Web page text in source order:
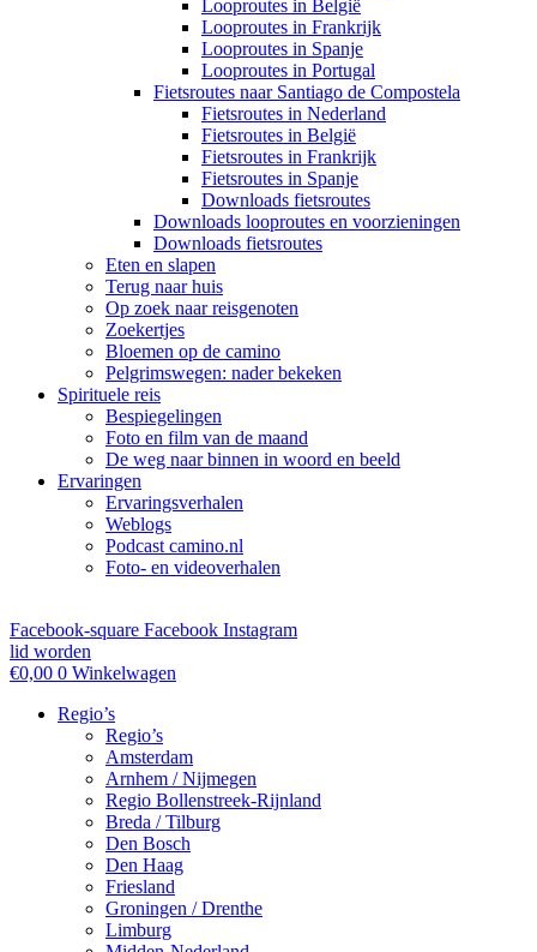
Looproutes in België
Looproutes in Frankrijk
Looproutes in Spanje
Looproutes in Portugal
Fietsroutes naar Santiago de Compostela
Fietsroutes in Nederland
Fietsroutes in België
Fietsroutes in Frankrijk
Fietsroutes in Spanje
Downloads fietsroutes
Downloads looproutes en voorzieningen
Downloads fietsroutes
Eten en slapen
Terug naar huis
Op zoek naar reisgenoten
Zoekertjes
Bloemen op de camino
Pelgrimswegen: nader bekeken
Spirituele reis
Bespiegelingen
Foto en film van de maand
De weg naar binnen in woord en beeld
Ervaringen
Ervaringsverhalen
Weblogs
Podcast camino.nl
Foto- en videoverhalen
Facebook-square Facebook Instagram
lid worden
€0,00 0 Winkelwagen
Regio’s
Regio’s
Amsterdam
Arnhem / Nijmegen
Regio Bollenstreek-Rijnland
Breda / Tilburg
Den Bosch
Den Haag
Friesland
Groningen / Drenthe
Limburg